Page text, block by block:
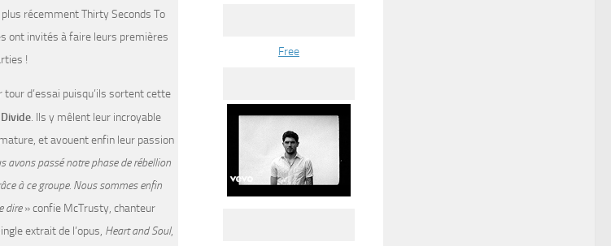
récemment Thirty Seconds To
ont invités à faire leurs premières
!
tour d’essai puisqu’ils sortent cette
. Ils y mêlent leur incroyable
et avouent enfin leur passion
avons passé notre phase de rébellion
à ce groupe. Nous sommes enfin
dire» confie McTrusty, chanteur
extrait de l’opus, Heart and Soul,
Free